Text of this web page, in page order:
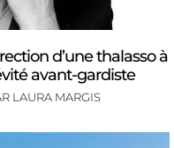
d’une thalasso à
avant-gardiste
LAURA MARGIS